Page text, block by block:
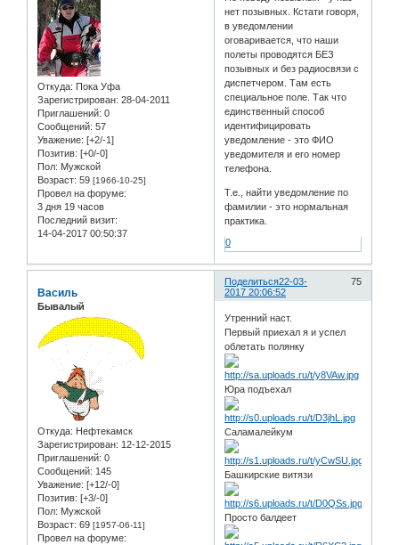
Откуда: Пока Уфа
Зарегистрирован: 28-04-2011
Приглашений: 0
Сообщений: 57
Уважение: [+2/-1]
Позитив: [+0/-0]
Пол: Мужской
Возраст: 59 [1966-10-25]
Провел на форуме:
3 дня 19 часов
Последний визит:
14-04-2017 00:50:37
нет позывных. Кстати говоря,
в уведомлении
оговаривается, что наши
полеты проводятся БЕЗ
позывных и без радиосвязи с
диспетчером. Там есть
специальное поле. Так что
единственный способ
идентифицировать
уведомление - это ФИО
уведомителя и его номер
телефона.
Т.е., найти уведомление по
фамилии - это нормальная
практика.
0
Поделиться 75
22-03-
2017 20:06:52
Василь
Бывалый
Откуда: Нефтекамск
Зарегистрирован: 12-12-2015
Приглашений: 0
Сообщений: 145
Уважение: [+12/-0]
Позитив: [+3/-0]
Пол: Мужской
Возраст: 69 [1957-06-11]
Провел на форуме:
Утренний наст.
Первый приехал я и успел
облетать полянку
Юра подъехал
Саламалейкум
Башкирские витязи
Просто балдеет